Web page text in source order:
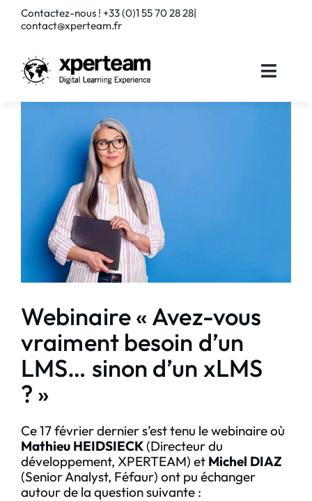
PasserContactez-nous ! +33 (0)1 55 70 28 28|
contact@xperteam.fr
Toggle
PARTENAIRES
CLIENTS
RESSOURCES
Webinaire « Avez-vous
vraiment besoin d’un
LMS… sinon d’un xLMS
? »
Ce 17 février dernier s’est tenu le webinaire où
Mathieu HEIDSIECK(Directeur du
développement, XPERTEAM) et Michel DIAZ
(Senior Analyst, Féfaur) ont pu échanger
autour de la question suivante :